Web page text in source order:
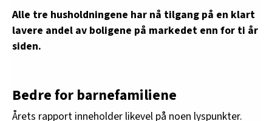
Alle tre husholdningene har nå tilgang på en klart
lavere andel av boligene på markedet enn for ti år
siden.
Bedre for barnefamiliene
Årets rapport inneholder likevel på noen lyspunkter.